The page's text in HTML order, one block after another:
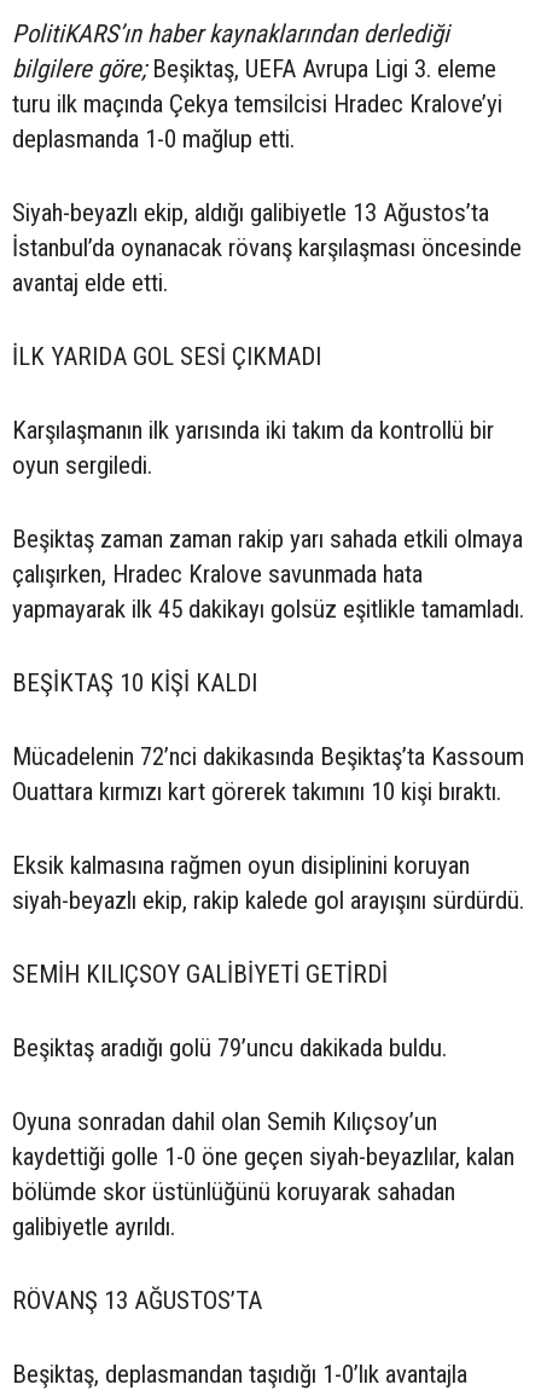
PolitiKARS’ın haber kaynaklarından derlediği
bilgilere göre;Beşiktaş, UEFA Avrupa Ligi 3. eleme
turu ilk maçında Çekya temsilcisi Hradec Kralove’yi
deplasmanda 1-0 mağlup etti.
Siyah-beyazlı ekip, aldığı galibiyetle 13 Ağustos’ta
İstanbul’da oynanacak rövanş karşılaşması öncesinde
avantaj elde etti.
İLK YARIDA GOL SESİ ÇIKMADI
Karşılaşmanın ilk yarısında iki takım da kontrollü bir
oyun sergiledi.
Beşiktaş zaman zaman rakip yarı sahada etkili olmaya
çalışırken, Hradec Kralove savunmada hata
yapmayarak ilk 45 dakikayı golsüz eşitlikle tamamladı.
BEŞİKTAŞ 10 KİŞİ KALDI
Mücadelenin 72’nci dakikasında Beşiktaş’ta Kassoum
Ouattara kırmızı kart görerek takımını 10 kişi bıraktı.
Eksik kalmasına rağmen oyun disiplinini koruyan
siyah-beyazlı ekip, rakip kalede gol arayışını sürdürdü.
SEMİH KILIÇSOY GALİBİYETİ GETİRDİ
Beşiktaş aradığı golü 79’uncu dakikada buldu.
Oyuna sonradan dahil olan Semih Kılıçsoy’un
kaydettiği golle 1-0 öne geçen siyah-beyazlılar, kalan
bölümde skor üstünlüğünü koruyarak sahadan
galibiyetle ayrıldı.
RÖVANŞ 13 AĞUSTOS’TA
Beşiktaş, deplasmandan taşıdığı 1-0’lık avantajla